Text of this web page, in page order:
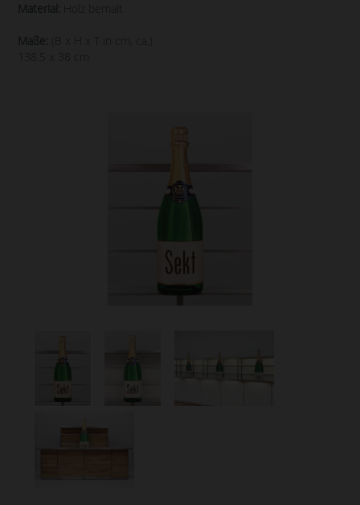
Material: Holz bemalt
Maße:
(B x H x T in cm, ca.)